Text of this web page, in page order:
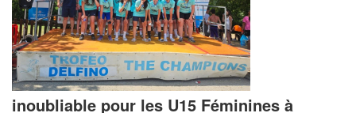
inoubliable pour les U15 Féminines à